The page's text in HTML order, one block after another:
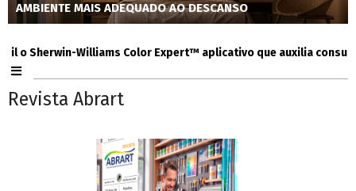
AMBIENTE MAIS ADEQUADO AO DESCANSO
Williams Color Expert™ aplicativo que auxilia
Revista Abrart